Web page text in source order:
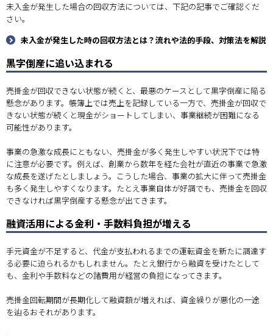
未入金が発生した場合の回収方法については、下記の記事でご確認くだ
さい。
未入金が発生した時の回収方法とは？流れや法的手段、対策法を解説
黒字倒産に追い込まれる
売掛金が回収できない状態が続くと、最悪のケースとして黒字倒産に陥る
懸念があります。帳簿上では売上を記録している一方で、売掛金が回収で
きない状態が続くと現金がショートしてしまい、事業継続が困難になる
可能性があります。
事業の急激な成長にともない、売掛金が多く発生しやすい状況下では特
に注意が必要です。例えば、創業から数年を経た会社が直近の事業で急激
な成長を遂げたとしましょう。こうした場合、事業の拡大に伴って売掛金
も多く発生しやすくなります。たとえ事業自体が好調でも、売掛金を回収
できなければ黒字倒産する懸念が出てきます。
融資活用による金利・手数料負担が増える
手元資金が不足すると、代金が支払われるまでの運転資金を新たに調達す
る必要に迫られるかもしれません。たとえ銀行から融資を受けたとして
も、金利や手数料などの諸費用が経営の負担になってきます。
売掛金回転期間が長期化して融資額が増えれば、資金繰りが悪化の一途
を辿るおそれがあります。